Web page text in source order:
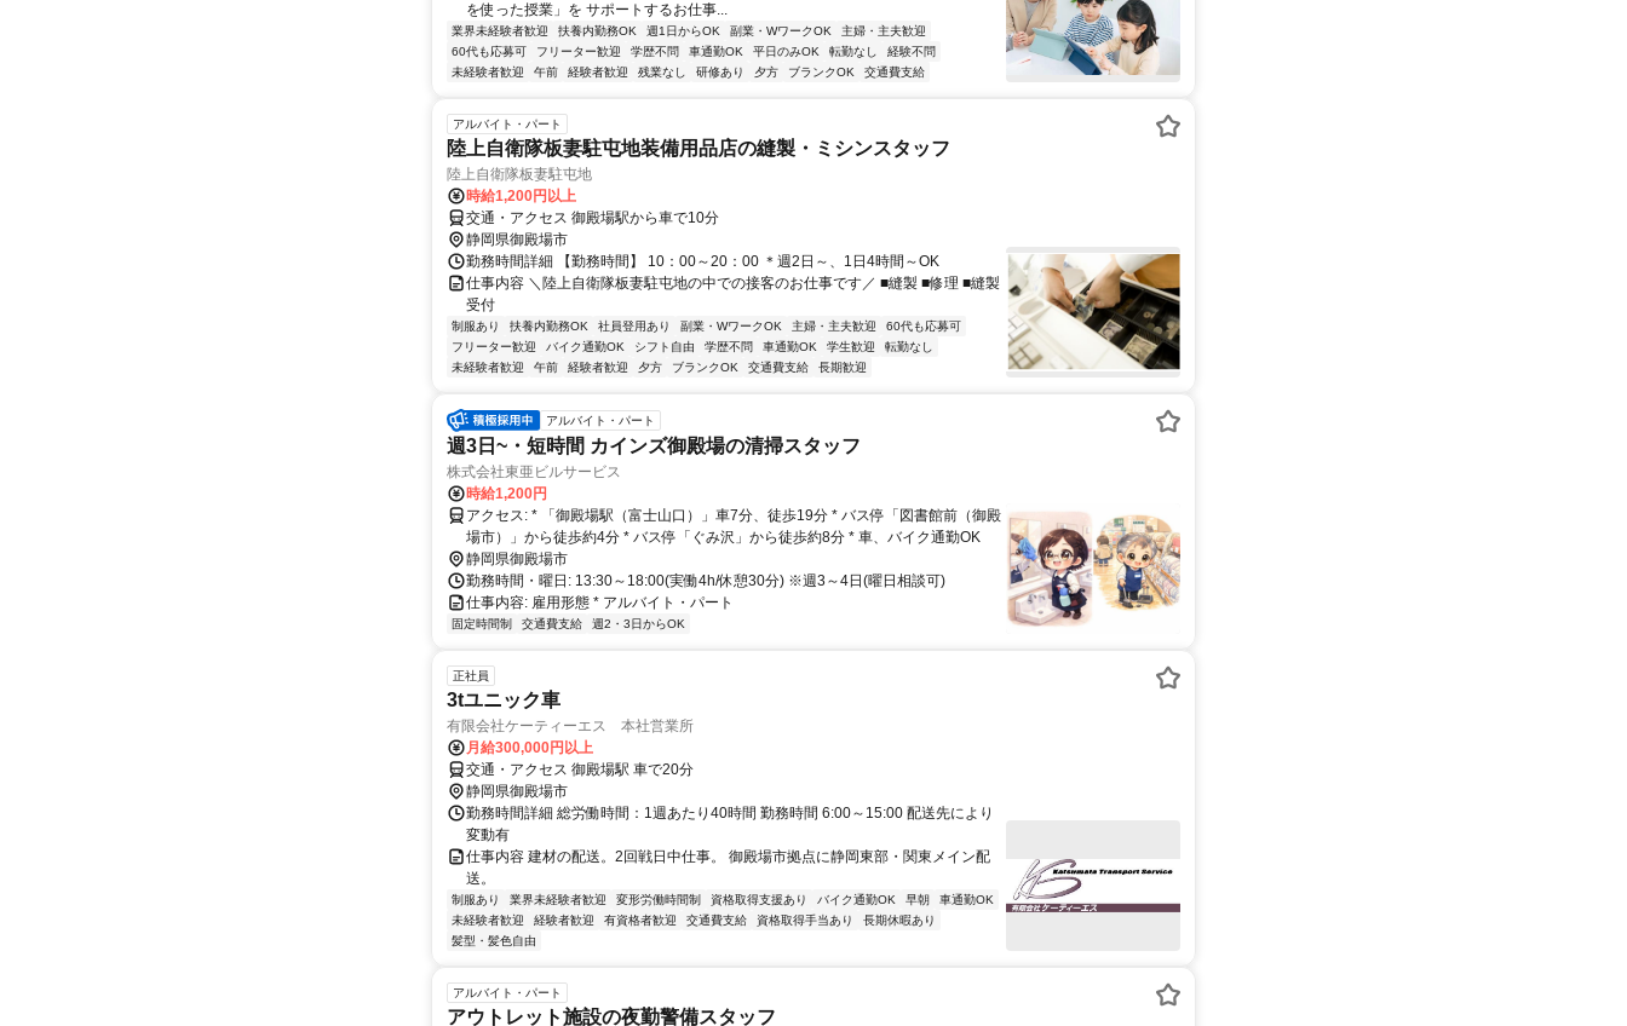
を使った授業」を サポートするお仕事...
業界未経験者歓迎 扶養内勤務OK 週1日からOK 副業・WワークOK
主婦・主夫歓迎
60代も応募可
フリーター歓迎 学歴不問 車通勤OK 平日のみOK 転勤なし
経験不問
未経験者歓迎
午前 経験者歓迎 残業なし 研修あり 夕方 ブランクOK 交通費支給
アルバイト・パート
陸上自衛隊板妻駐屯地装備用品店の縫製・ミシンスタッフ
陸上自衛隊板妻駐屯地
時給1,200円以上
交通・アクセス 御殿場駅から車で10分
静岡県御殿場市
勤務時間詳細 【勤務時間】 10：00～20：00 ＊週2日～、1日4時間～OK
仕事内容 ＼陸上自衛隊板妻駐屯地の中での接客のお仕事です／ ■縫製 ■修理 ■縫製
受付
制服あり 扶養内勤務OK 社員登用あり 副業・WワークOK 主婦・主夫歓迎
60代も応募可
フリーター歓迎
バイク通勤OK シフト自由 学歴不問 車通勤OK 学生歓迎
転勤なし
未経験者歓迎
午前 経験者歓迎 夕方 ブランクOK 交通費支給 長期歓迎
アルバイト・パート
週3日~・短時間 カインズ御殿場の清掃スタッフ
株式会社東亜ビルサービス
時給1,200円
アクセス: * 「御殿場駅（富士山口）」車7分、徒歩19分 * バス停「図書館前（御殿
場市）」から徒歩約4分 * バス停「ぐみ沢」から徒歩約8分 * 車、バイク通勤OK
静岡県御殿場市
勤務時間・曜日: 13:30～18:00(実働4h/休憩30分) ※週3～4日(曜日相談可)
仕事内容: 雇用形態 * アルバイト・パート
固定時間制 交通費支給 週2・3日からOK
正社員
3tユニック車
有限会社ケーティーエス 本社営業所
月給300,000円以上
交通・アクセス 御殿場駅 車で20分
静岡県御殿場市
勤務時間詳細 総労働時間：1週あたり40時間 勤務時間 6:00～15:00 配送先により
変動有
仕事内容 建材の配送。2回戦日中仕事。 御殿場市拠点に静岡東部・関東メイン配
送。
制服あり 業界未経験者歓迎 変形労働時間制 資格取得支援あり バイク通勤OK 早朝
車通勤OK
未経験者歓迎
経験者歓迎 有資格者歓迎 交通費支給 資格取得手当あり
長期休暇あり
髪型・髪色自由
アルバイト・パート
アウトレット施設の夜勤警備スタッフ